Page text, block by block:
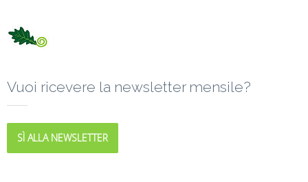
Vuoi ricevere la newsletter mensile?
SÌ ALLA NEWSLETTER